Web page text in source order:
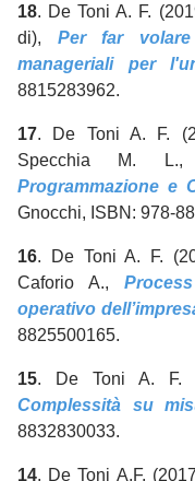
18. De Toni A. F.
di), Per far
manageriali per
8815283962.
17. De Toni A. F.
Specchia M.
Programmazione e
Gnocchi, ISBN: 978-
16. De Toni A. F.
Caforio A.,
operativo
8825500165.
15. De Toni A. F.
Complessità su
8832830033.
14. De Toni A.F.